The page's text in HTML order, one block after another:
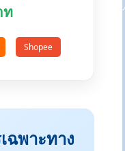
ท
Shopee
ฉพาะทาง